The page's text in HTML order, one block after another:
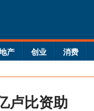
产 创业 消费
卢比资助